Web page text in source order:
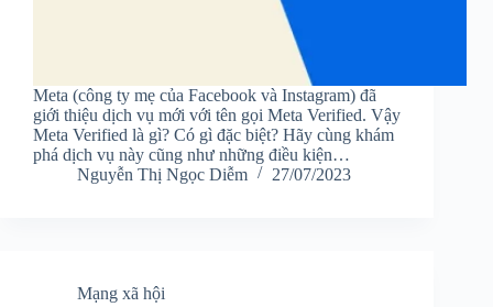
Meta (công ty mẹ của Facebook và Instagram) đã
giới thiệu dịch vụ mới với tên gọi Meta Verified. Vậy
Meta Verified là gì? Có gì đặc biệt? Hãy cùng khám
phá dịch vụ này cũng như những điều kiện…
Nguyễn Thị Ngọc Diễm
27/07/2023
Mạng xã hội